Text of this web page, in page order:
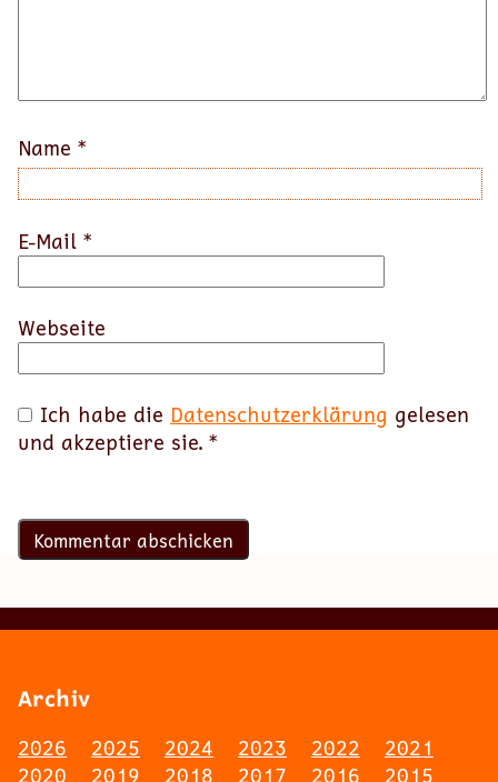
Name *
E-Mail *
Webseite
Ich habe die Datenschutzerklärung gelesen
und akzeptiere sie. *
Archiv
2026 2025 2024 2023 2022
2021
2020
2019 2018 2017 2016 2015